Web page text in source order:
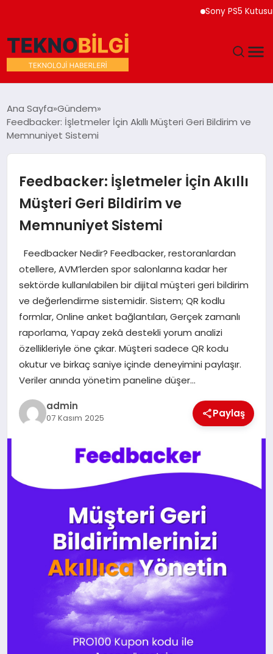
Sony PS5 Kutusuna
MAGAZIN
SAĞLIK
SIYASET
SPOR
TEKNOLOJI
YAŞAM
Ana Sayfa Gündem
Feedbacker: İşletmeler İçin Akıllı Müşteri Geri Bildirim ve
Memnuniyet Sistemi
Feedbacker: İşletmeler İçin Akıllı
Müşteri Geri Bildirim ve
Memnuniyet Sistemi
Feedbacker Nedir? Feedbacker, restoranlardan
otellere, AVM’lerden spor salonlarına kadar her
sektörde kullanılabilen bir dijital müşteri geri bildirim
ve değerlendirme sistemidir. Sistem; QR kodlu
formlar, Online anket bağlantıları, Gerçek zamanlı
raporlama, Yapay zekâ destekli yorum analizi
özellikleriyle öne çıkar. Müşteri sadece QR kodu
okutur ve birkaç saniye içinde deneyimini paylaşır.
Veriler anında yönetim paneline düşer…
admin
07 Kasım 2025 Paylaş